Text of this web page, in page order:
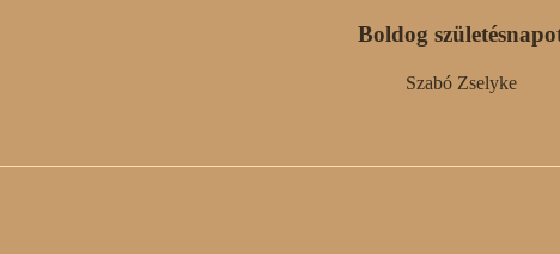
Boldog
Szabó Zselyke